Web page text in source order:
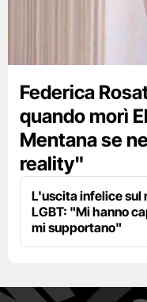
Federica
quando morì
Mentana se
reality"
L'uscita infelice sul
LGBT: "Mi hanno
mi supportano"